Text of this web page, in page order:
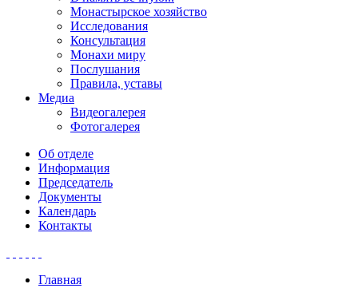
Монастырское хозяйство
Исследования
Консультация
Монахи миру
Послушания
Правила, уставы
Медиа
Видеогалерея
Фотогалерея
Об отделе
Информация
Председатель
Документы
Календарь
Контакты
Главная